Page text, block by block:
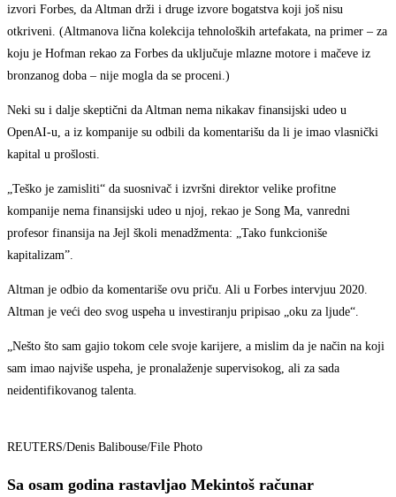
izvori Forbes, da Altman drži i druge izvore bogatstva koji još nisu
otkriveni. (Altmanova lična kolekcija tehnoloških artefakata, na primer – za
koju je Hofman rekao za Forbes da uključuje mlazne motore i mačeve iz
bronzanog doba – nije mogla da se proceni.)
Neki su i dalje skeptični da Altman nema nikakav finansijski udeo u
OpenAI-u, a iz kompanije su odbili da komentarišu da li je imao vlasnički
kapital u prošlosti.
„Teško je zamisliti“ da suosnivač i izvršni direktor velike profitne
kompanije nema finansijski udeo u njoj, rekao je Song Ma, vanredni
profesor finansija na Jejl školi menadžmenta: „Tako funkcioniše
kapitalizam”.
Altman je odbio da komentariše ovu priču. Ali u Forbes intervjuu 2020.
Altman je veći deo svog uspeha u investiranju pripisao „oku za ljude“.
„Nešto što sam gajio tokom cele svoje karijere, a mislim da je način na koji
sam imao najviše uspeha, je pronalaženje supervisokog, ali za sada
neidentifikovanog talenta.
REUTERS/Denis Balibouse/File Photo
Sa osam godina rastavljao Mekintoš računar